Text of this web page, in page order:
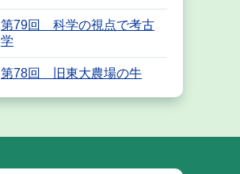
第79回 科学の視点で考古
学
第78回 旧東大農場の牛